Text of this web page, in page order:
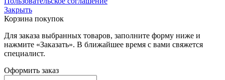
Закрыть
Корзина покупок
Для заказа выбранных товаров, заполните форму ниже и
нажмите «Заказать». В ближайшее время с вами свяжется
специалист.
Оформить заказ